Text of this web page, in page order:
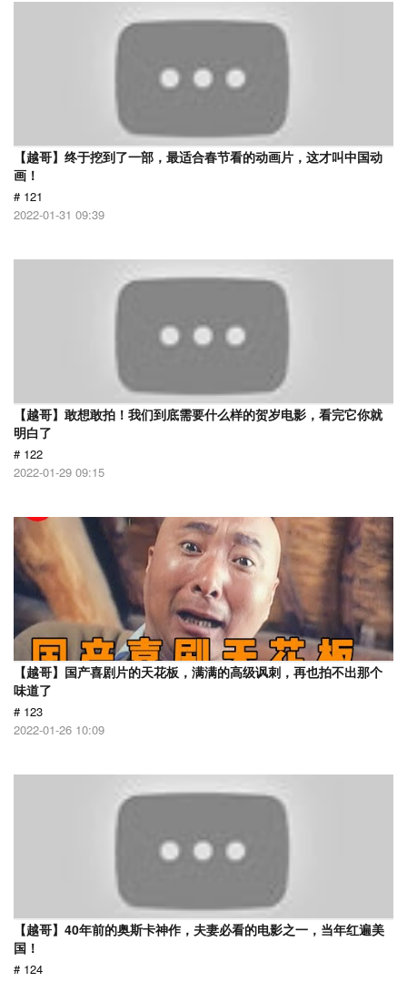
【越哥】终于挖到了一部，最适合春节看的动画片，这才叫中国动
画！
# 121
2022-01-31 09:39
【越哥】敢想敢拍！我们到底需要什么样的贺岁电影，看完它你就
明白了
# 122
2022-01-29 09:15
【越哥】国产喜剧片的天花板，满满的高级讽刺，再也拍不出那个
味道了
# 123
2022-01-26 10:09
【越哥】40年前的奥斯卡神作，夫妻必看的电影之一，当年红遍美
国！
# 124